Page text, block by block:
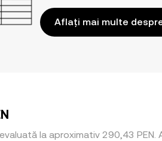
Aflați mai multe
la aproximativ 290,43